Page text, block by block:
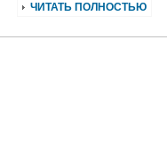
ЧИТАТЬ ПОЛНОСТЬЮ